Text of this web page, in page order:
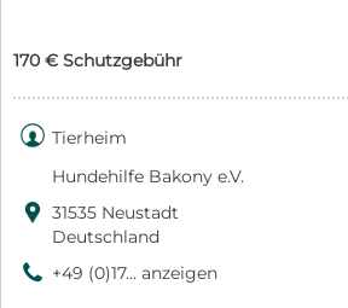
170 € Schutzgebühr
 Tierheim
Hundehilfe Bakony e.V.
 31535 Neustadt
Deutschland
9 +49 (0)17... anzeigen